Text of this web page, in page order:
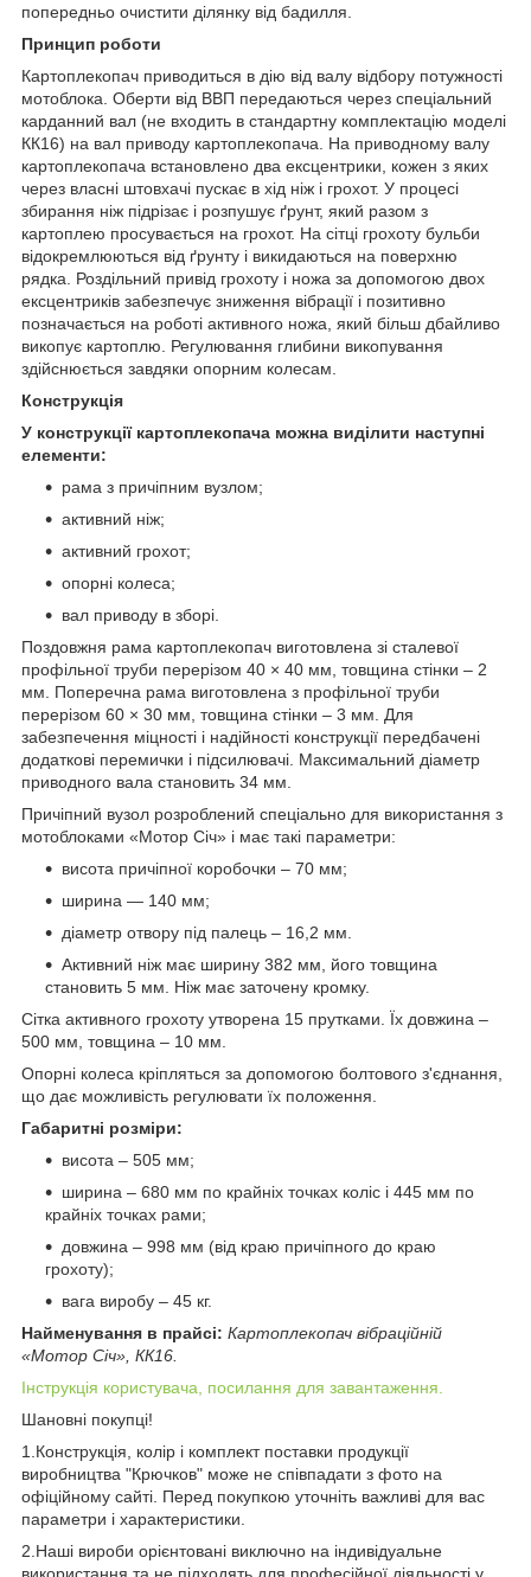
попередньо очистити ділянку від бадилля.
Принцип роботи
Картоплекопач приводиться в дію від валу відбору потужності
мотоблока. Оберти від ВВП передаються через спеціальний
карданний вал (не входить в стандартну комплектацію моделі
КК16) на вал приводу картоплекопача. На приводному валу
картоплекопача встановлено два ексцентрики, кожен з яких
через власні штовхачі пускає в хід ніж і грохот. У процесі
збирання ніж підрізає і розпушує ґрунт, який разом з
картоплею просувається на грохот. На сітці грохоту бульби
відокремлюються від ґрунту і викидаються на поверхню
рядка. Роздільний привід грохоту і ножа за допомогою двох
ексцентриків забезпечує зниження вібрації і позитивно
позначається на роботі активного ножа, який більш дбайливо
викопує картоплю. Регулювання глибини викопування
здійснюється завдяки опорним колесам.
Конструкція
У конструкції картоплекопача можна виділити наступні
елементи:
рама з причіпним вузлом;
активний ніж;
активний грохот;
опорні колеса;
вал приводу в зборі.
Поздовжня рама картоплекопач виготовлена ​​зі сталевої
профільної труби перерізом 40 × 40 мм, товщина стінки – 2
мм. Поперечна рама виготовлена ​​з профільної труби
перерізом 60 × 30 мм, товщина стінки – 3 мм. Для
забезпечення міцності і надійності конструкції передбачені
додаткові перемички і підсилювачі. Максимальний діаметр
приводного вала становить 34 мм.
Причіпний вузол розроблений спеціально для використання з
мотоблоками «Мотор Січ» і має такі параметри:
висота причіпної коробочки – 70 мм;
ширина — 140 мм;
діаметр отвору під палець – 16,2 мм.
Активний ніж має ширину 382 мм, його товщина
становить 5 мм. Ніж має заточену кромку.
Сітка активного грохоту утворена 15 прутками. Їх довжина –
500 мм, товщина – 10 мм.
Опорні колеса кріпляться за допомогою болтового з'єднання,
що дає можливість регулювати їх положення.
Габаритні розміри:
висота – 505 мм;
ширина – 680 мм по крайніх точках коліс і 445 мм по
крайніх точках рами;
довжина – 998 мм (від краю причіпного до краю
грохоту);
вага виробу – 45 кг.
Найменування в прайсі: Картоплекопач вібраційній
«Мотор Січ», КК16.
Інструкція користувача, посилання для завантаження.
Шановні покупці!
1.Конструкція, колір і комплект поставки продукції
виробництва "Крючков" може не співпадати з фото на
офіційному сайті. Перед покупкою уточніть важливі для вас
параметри і характеристики.
2.Наші вироби орієнтовані виключно на індивідуальне
використання та не підходять для професійної діяльності у